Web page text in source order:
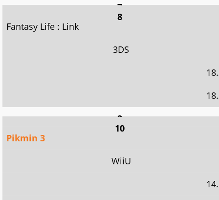
7
8
Fantasy Life : Link
3DS
9
10
Pikmin 3
WiiU